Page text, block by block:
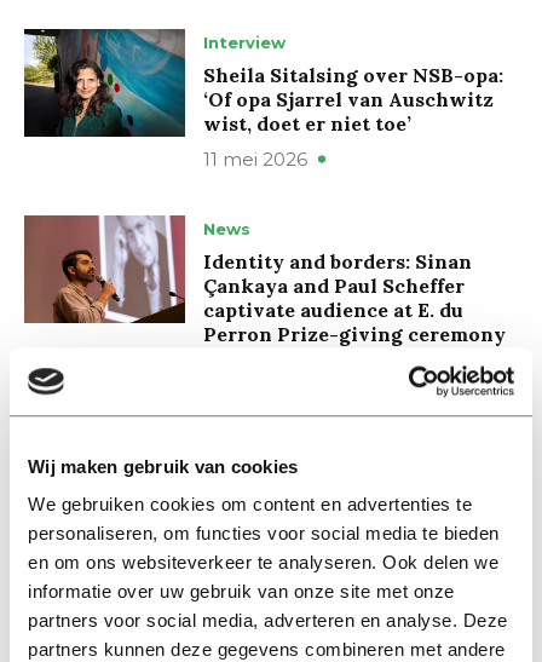
Wij maken gebruik van cookies
We gebruiken cookies om content en advertenties te
personaliseren, om functies voor social media te bieden
en om ons websiteverkeer te analyseren. Ook delen we
informatie over uw gebruik van onze site met onze
partners voor social media, adverteren en analyse. Deze
partners kunnen deze gegevens combineren met andere
Interview
Sheila Sitalsing over NSB-opa:
‘Of opa Sjarrel van Auschwitz
wist, doet er niet toe’
11 mei 2026
News
Identity and borders: Sinan
Çankaya and Paul Scheffer
captivate audience at E. du
Perron Prize-giving ceremony
Identiteit en grenzen: Sinan
Çankaya en Paul Scheffer
Perronprijsuitreiking
23 mei 2022
News